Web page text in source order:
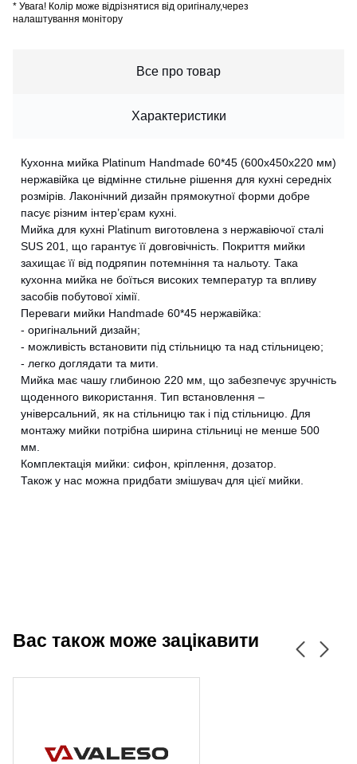
* Увага! Колір може відрізнятися від оригіналу,через
налаштування монітору
Все про товар
Характеристики
Кухонна мийка Platinum Handmade 60*45 (600x450x220 мм)
нержавійка це відмінне стильне рішення для кухні середніх
розмірів. Лаконічний дизайн прямокутної форми добре
пасує різним інтер’єрам кухні.
Мийка для кухні Platinum виготовлена з нержавіючої сталі
SUS 201, що гарантує її довговічність. Покриття мийки
захищає її від подряпин потемніння та нальоту. Така
кухонна мийка не боїться високих температур та впливу
засобів побутової хімії.
Переваги мийки Handmade 60*45 нержавійка:
- оригінальний дизайн;
- можливість встановити під стільницю та над стільницею;
- легко доглядати та мити.
Мийка має чашу глибиною 220 мм, що забезпечує зручність
щоденного використання. Тип встановлення –
універсальний, як на стільницю так і під стільницю. Для
монтажу мийки потрібна ширина стільниці не менше 500
мм.
Комплектація мийки: сифон, кріплення, дозатор.
Також у нас можна придбати змішувач для цієї мийки.
Вас також може зацікавити